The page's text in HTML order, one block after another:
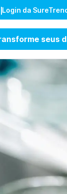
Login da
seus